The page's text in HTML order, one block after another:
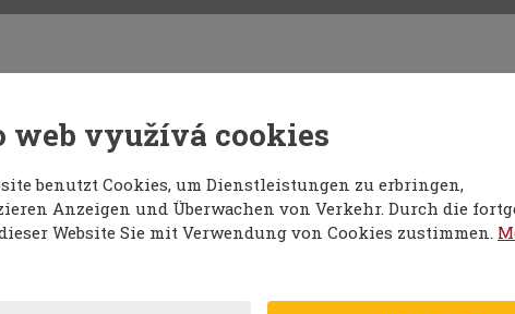
Werk und darf nur in Übereinstimmung mit dem
Kopieren oder anderweitige Vervielfältigen
Person, nämlich den persönlichen
zu erzielen, ist verboten.
web využívá cookies
benutzt Cookies, um Dienstleistungen zu erbringen,
Anzeigen und Überwachen von Verkehr. Durch die
Website Sie mit Verwendung von Cookies zustimmen.